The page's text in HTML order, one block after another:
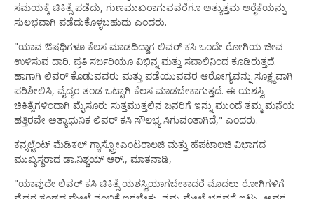
ಸಮಯಕ್ಕೆ ಚಿಕಿತ್ಸೆ ಪಡೆದು, ಗುಣಮುಖರಾಗುವವರೆಗೂ ಅತ್ಯುತ್ತಮ ಆರೈಕೆಯನ್ನು
ಸುಲಭವಾಗಿ ಪಡೆದುಕೊಳ್ಳಬಹುದು ಎಂದರು.
"ಯಾವ ಔಷಧಿಗಳೂ ಕೆಲಸ ಮಾಡದಿದ್ದಾಗ ಲಿವರ್ ಕಸಿ ಒಂದೇ ರೋಗಿಯ ಜೀವ
ಉಳಿಸುವ ದಾರಿ. ಪ್ರತಿ ಸರ್ಜರಿಯೂ ವಿಭಿನ್ನ ಮತ್ತು ಸವಾಲಿನಿಂದ ಕೂಡಿರುತ್ತದೆ.
ಹಾಗಾಗಿ ಲಿವರ್ ಕೊಡುವವರು ಮತ್ತು ಪಡೆಯುವವರ ಆರೋಗ್ಯವನ್ನು ಸೂಕ್ಷ್ಮವಾಗಿ
ಪರಿಶೀಲಿಸಿ, ವೈದ್ಯರ ತಂಡ ಒಟ್ಟಾಗಿ ಕೆಲಸ ಮಾಡಬೇಕಾಗುತ್ತದೆ. ಈ ಯಶಸ್ವಿ
ಚಿಕಿತ್ಸೆಗಳಿಂದಾಗಿ ಮೈಸೂರು ಸುತ್ತಮುತ್ತಲಿನ ಜನರಿಗೆ ಇನ್ನು ಮುಂದೆ ತಮ್ಮ ಮನೆಯ
ಹತ್ತಿರವೇ ಅತ್ಯಾಧುನಿಕ ಲಿವರ್ ಕಸಿ ಸೌಲಭ್ಯ ಸಿಗುವಂತಾಗಿದೆ," ಎಂದರು.
ಕನ್ಸಲ್ಟೆಂಟ್ ಮೆಡಿಕಲ್ ಗ್ಯಾಸ್ಟ್ರೋಎಂಟರಾಲಜಿ ಮತ್ತು ಹೆಪಟಾಲಜಿ ವಿಭಾಗದ
ಮುಖ್ಯಸ್ಥರಾದ ಡಾ.ನಿಶ್ಚಯ್ ಆರ್., ಮಾತನಾಡಿ,
"ಯಾವುದೇ ಲಿವರ್ ಕಸಿ ಚಿಕಿತ್ಸೆ ಯಶಸ್ವಿಯಾಗಬೇಕಾದರೆ ಮೊದಲು ರೋಗಿಗಳಿಗೆ